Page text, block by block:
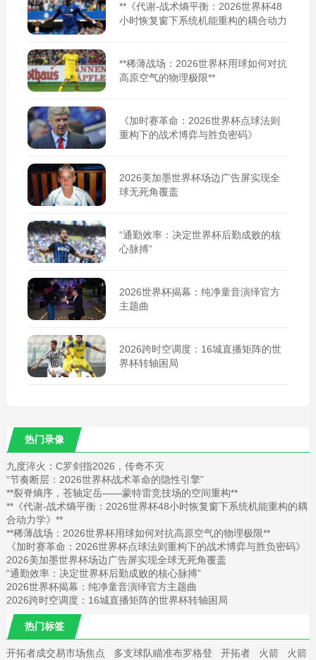
**《代谢-战术熵平衡：2026世界杯48
小时恢复窗下系统机能重构的耦合动力
**稀薄战场：2026世界杯用球如何对抗
高原空气的物理极限**
《加时赛革命：2026世界杯点球法则
重构下的战术博弈与胜负密码》
2026美加墨世界杯场边广告屏实现全
球无死角覆盖
“通勤效率：决定世界杯后勤成败的核
心脉搏”
2026世界杯揭幕：纯净童音演绎官方
主题曲
2026跨时空调度：16城直播矩阵的世
界杯转轴困局
热门录像
九度淬火：C罗剑指2026，传奇不灭
“节奏断层：2026世界杯战术革命的隐性引擎”
**裂脊熵序，苍轴定岳——蒙特雷竞技场的空间重构**
**《代谢-战术熵平衡：2026世界杯48小时恢复窗下系统机能重构的耦
合动力学》**
**稀薄战场：2026世界杯用球如何对抗高原空气的物理极限**
《加时赛革命：2026世界杯点球法则重构下的战术博弈与胜负密码》
2026美加墨世界杯场边广告屏实现全球无死角覆盖
“通勤效率：决定世界杯后勤成败的核心脉搏”
2026世界杯揭幕：纯净童音演绎官方主题曲
2026跨时空调度：16城直播矩阵的世界杯转轴困局
热门标签
开拓者成交易市场焦点 多支球队瞄准布罗格登 开拓者 火箭
火箭